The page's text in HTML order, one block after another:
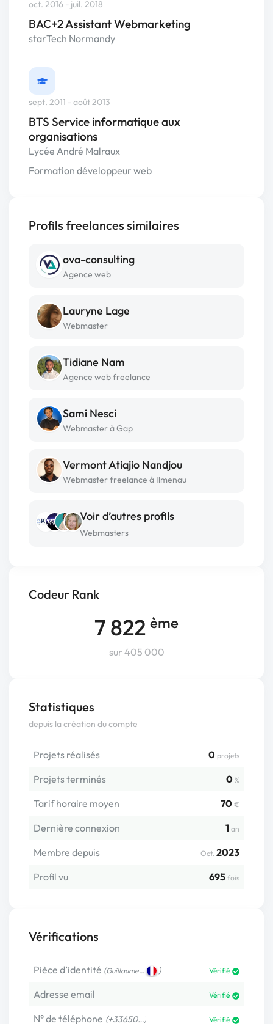
Codeur Rank
7 822 ème
sur 405 000
Statistiques
depuis la création du compte
Projets réalisés 0 projets
Projets terminés 0 %
Tarif horaire moyen 70 €
Dernière connexion 1 an
Membre depuis Oct. 2023
Profil vu
695 fois
Vérifications
Pièce d’identité (Guillaume… ) Vérifié
Adresse email Vérifié
N° de téléphone (+33650…) Vérifié
oct. 2016 - juil. 2018
BAC+2 Assistant Webmarketing
starTech Normandy
sept. 2011 - août 2013
BTS Service informatique aux
organisations
Lycée André Malraux
Formation développeur web
Profils freelances similaires
ova-consulting
Agence web
Lauryne Lage
Webmaster
Tidiane Nam
Agence web freelance
Sami Nesci
Webmaster à Gap
Vermont Atiajio Nandjou
Webmaster freelance à Ilmenau
Voir d’autres profils
Webmasters